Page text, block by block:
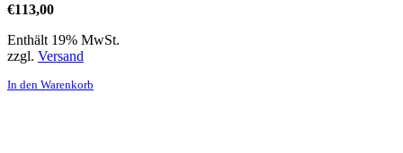
€113,00
Enthält 19% MwSt.
zzgl. Versand
In den Warenkorb